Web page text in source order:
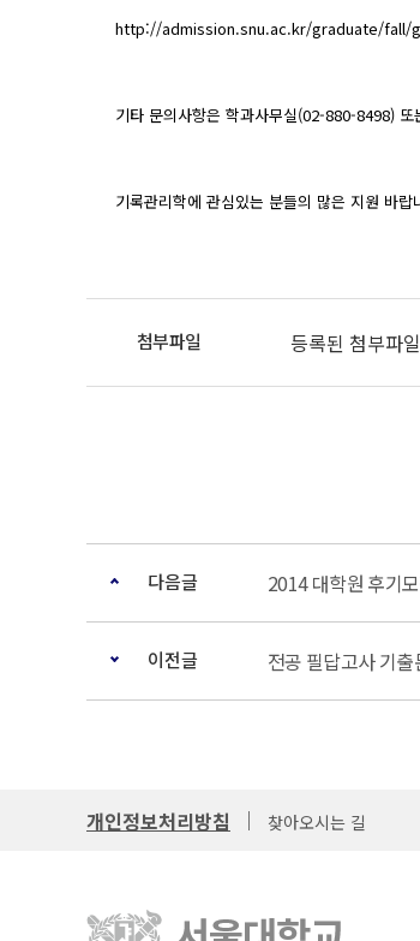
http://admission.snu.ac.kr/graduate/fall/
기타 문의사항은 학과사무실(02-880-8498) 또
기록관리학에 관심있는 분들의 많은 지원 바랍
등록된 첨부파
다음글 2014 대학원 후기
이전글 전공 필답고사 기
개인정보처리방침 찾아오시는 길